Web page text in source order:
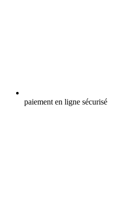
paiement en ligne sécurisé